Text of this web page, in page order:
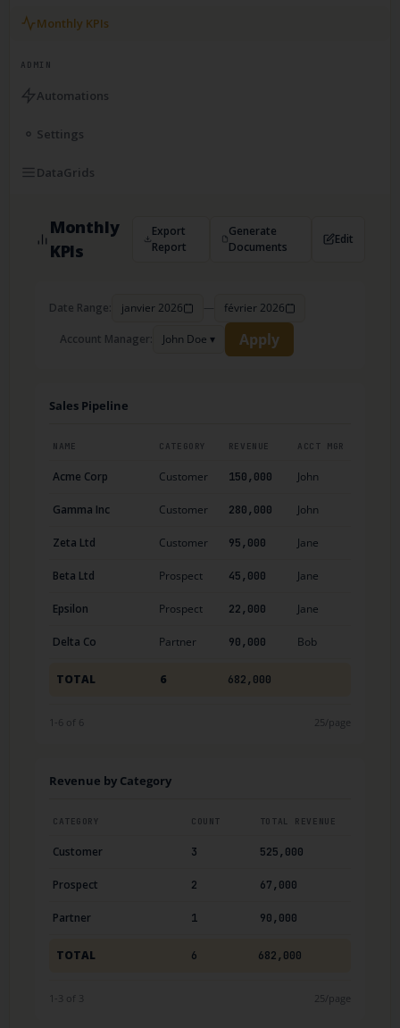
Monthly KPIs
ADMIN
Automations
Settings
DataGrids
Monthly
KPIs
Export
Report
Generate
Documents
Edit
Date Range: janvier 2026 — février 2026
Account Manager: John Doe ▾ Apply
Sales Pipeline
NAME CATEGORY REVENUE ACCT MGR
Acme Corp Customer 150,000 John
Gamma Inc Customer 280,000 John
Zeta Ltd Customer 95,000 Jane
Beta Ltd Prospect 45,000 Jane
Epsilon Prospect 22,000 Jane
Delta Co Partner 90,000 Bob
TOTAL 6 682,000
1-6 of 6 25/page
Revenue by Category
CATEGORY COUNT TOTAL REVENUE
Customer 3 525,000
Prospect 2 67,000
Partner 1 90,000
TOTAL 6 682,000
1-3 of 3 25/page